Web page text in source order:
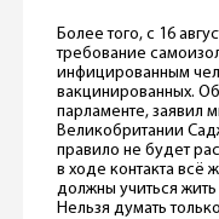
Более того, с 16
требование
инфицированным
вакцинированных.
парламенте, заявил
Великобритании
правило не будет
в ходе контакта всё
должны учиться
Нельзя думать